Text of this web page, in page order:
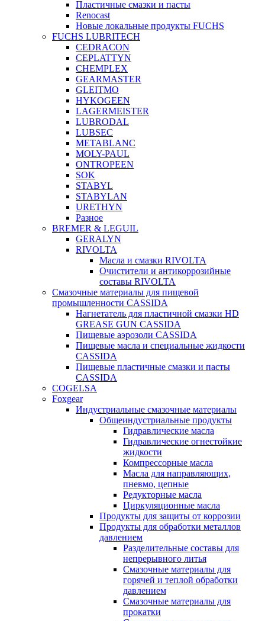
Пластичные смазки и пасты
Renocast
Новые локальные продукты FUCHS
FUCHS LUBRITECH
CEDRACON
CEPLATTYN
CHEMPLEX
GEARMASTER
GLEITMO
HYKOGEEN
LAGERMEISTER
LUBRODAL
LUBSEC
METABLANC
MOLY-PAUL
ONTROPEEN
SOK
STABYL
STABYLAN
URETHYN
Разное
BREMER & LEGUIL
GERALYN
RIVOLTA
Масла и смазки RIVOLTA
Очистители и антикоррозийные
составы RIVOLTA
Смазочные материалы для пищевой
промышленности CASSIDA
Нагнетатель для пластичной смазки HD
GREASE GUN CASSIDA
Пищевые аэрозоли CASSIDA
Пищевые масла и специальные жидкости
CASSIDA
Пищевые пластичные смазки и пасты
CASSIDA
COGELSA
Foxgear
Индустриальные смазочные материалы
Общеиндустриальные продукты
Гидравлические масла
Гидравлические огнестойкие
жидкости
Компрессорные масла
Масла для направляющих,
пневмо, цепные
Редукторные масла
Циркуляционные масла
Продукты для защиты от коррозии
Продукты для обработки металлов
давлением
Разделительные составы для
непрерывного литья
Смазочные материалы для
горячей и теплой обработки
давлением
Смазочные материалы для
прокатки